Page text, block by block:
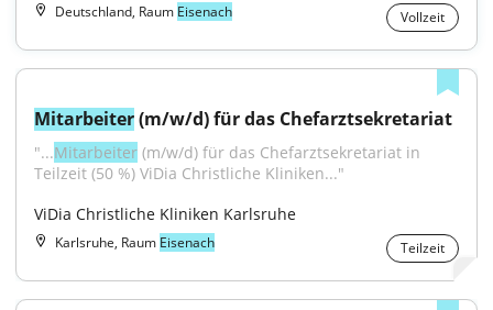
Deutschland, Raum Eisenach Vollzeit
Mitarbeiter (m/w/d) für das Chefarztsekretariat
"...Mitarbeiter (m/w/d) für das Chefarztsekretariat in
Teilzeit (50 %) ViDia Christliche Kliniken..."
ViDia Christliche Kliniken Karlsruhe
Karlsruhe, Raum Eisenach Teilzeit